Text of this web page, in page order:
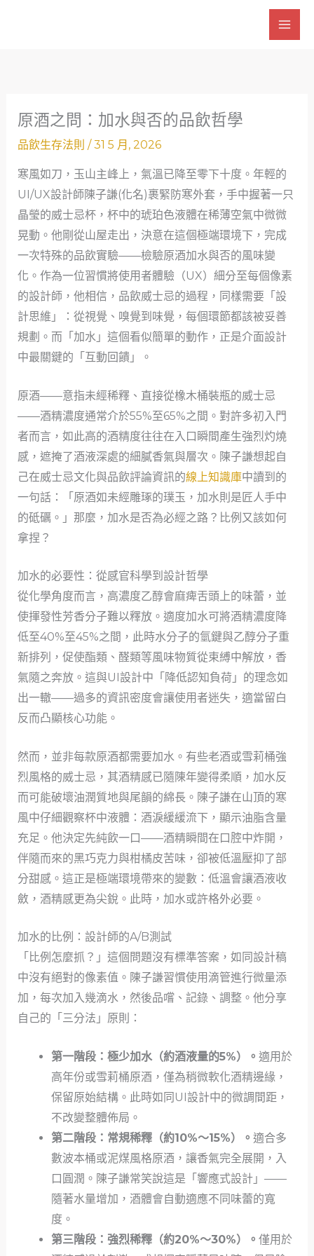
原酒之問：加水與否的品飲哲學
品飲生存法則 /31 5 月, 2026
寒風如刀，玉山主峰上，氣溫已降至零下十度。年輕的
UI/UX設計師陳子謙(化名)裹緊防寒外套，手中握著一只
晶瑩的威士忌杯，杯中的琥珀色液體在稀薄空氣中微微
晃動。他剛從山屋走出，決意在這個極端環境下，完成
一次特殊的品飲實驗——檢驗原酒加水與否的風味變
化。作為一位習慣將使用者體驗（UX）細分至每個像素
的設計師，他相信，品飲威士忌的過程，同樣需要「設
計思維」：從視覺、嗅覺到味覺，每個環節都該被妥善
規劃。而「加水」這個看似簡單的動作，正是介面設計
中最關鍵的「互動回饋」。
原酒——意指未經稀釋、直接從橡木桶裝瓶的威士忌
——酒精濃度通常介於55%至65%之間。對許多初入門
者而言，如此高的酒精度往往在入口瞬間產生強烈灼燒
感，遮掩了酒液深處的細膩香氣與層次。陳子謙想起自
己在威士忌文化與品飲評論資訊的線上知識庫中讀到的
一句話：「原酒如未經雕琢的璞玉，加水則是匠人手中
的砥礪。」那麼，加水是否為必經之路？比例又該如何
拿捏？
加水的必要性：從感官科學到設計哲學
從化學角度而言，高濃度乙醇會麻痺舌頭上的味蕾，並
使揮發性芳香分子難以釋放。適度加水可將酒精濃度降
低至40%至45%之間，此時水分子的氫鍵與乙醇分子重
新排列，促使酯類、醛類等風味物質從束縛中解放，香
氣隨之奔放。這與UI設計中「降低認知負荷」的理念如
出一轍——過多的資訊密度會讓使用者迷失，適當留白
反而凸顯核心功能。
然而，並非每款原酒都需要加水。有些老酒或雪莉桶強
烈風格的威士忌，其酒精感已隨陳年變得柔順，加水反
而可能破壞油潤質地與尾韻的綿長。陳子謙在山頂的寒
風中仔細觀察杯中液體：酒淚緩緩流下，顯示油脂含量
充足。他決定先純飲一口——酒精瞬間在口腔中炸開，
伴隨而來的黑巧克力與柑橘皮苦味，卻被低溫壓抑了部
分甜感。這正是極端環境帶來的變數：低溫會讓酒液收
斂，酒精感更為尖銳。此時，加水或許格外必要。
加水的比例：設計師的A/B測試
「比例怎麼抓？」這個問題沒有標準答案，如同設計稿
中沒有絕對的像素值。陳子謙習慣使用滴管進行微量添
加，每次加入幾滴水，然後品嚐、記錄、調整。他分享
自己的「三分法」原則：
第一階段：極少加水（約酒液量的5%）。 適用於
高年份或雪莉桶原酒，僅為稍微軟化酒精邊緣，
保留原始結構。此時如同UI設計中的微調間距，
不改變整體佈局。
第二階段：常規稀釋（約10%～15%）。 適合多
數波本桶或泥煤風格原酒，讓香氣完全展開，入
口圓潤。陳子謙常笑說這是「響應式設計」——
隨著水量增加，酒體會自動適應不同味蕾的寬
度。
第三階段：強烈稀釋（約20%～30%）。 僅用於